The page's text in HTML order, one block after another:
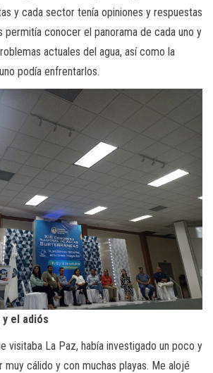
y cada sector tenía opiniones y respuestas
permitía conocer el panorama de cada uno y
actuales del agua, así como la
podía enfrentarlos.
el adiós
visitaba La Paz, había investigado un poco y
muy cálido y con muchas playas. Me alojé